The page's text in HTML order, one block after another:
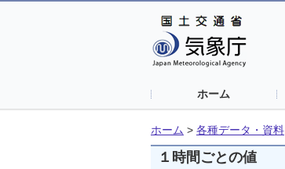
ホーム
ホーム > 各種データ・資料
１時間ごとの値